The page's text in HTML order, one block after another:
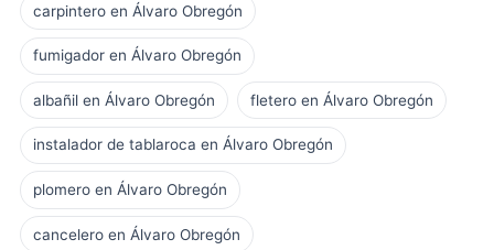
carpintero en Álvaro Obregón
fumigador en Álvaro Obregón
albañil en Álvaro Obregón fletero en Álvaro Obregón
instalador de tablaroca en Álvaro Obregón
plomero en Álvaro Obregón
cancelero en Álvaro Obregón